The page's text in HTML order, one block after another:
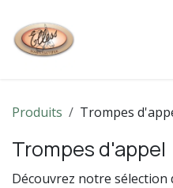
Produits Trompes
Trompes d'appel
Découvrez notre